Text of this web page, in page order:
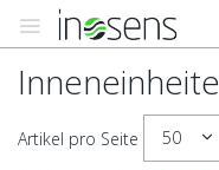
Artikel pro Seite 50